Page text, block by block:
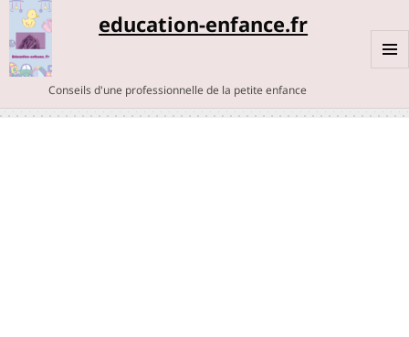
education-enfance.fr
Conseils d'une professionnelle de la petite enfance